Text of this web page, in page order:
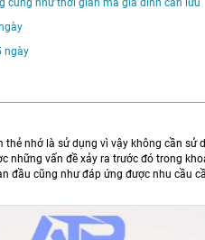
cũng như thời gian mà gia đình cần lưu
ngày
nhớ là sử dụng vì vậy không cần sử
những vấn đề xảy ra trước đó trong
đầu cũng như đáp ứng được nhu cầu